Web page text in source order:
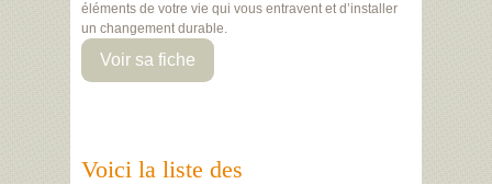
éléments de votre vie qui vous entravent et d’installer
un changement durable.
Voir sa fiche
Voici la liste des